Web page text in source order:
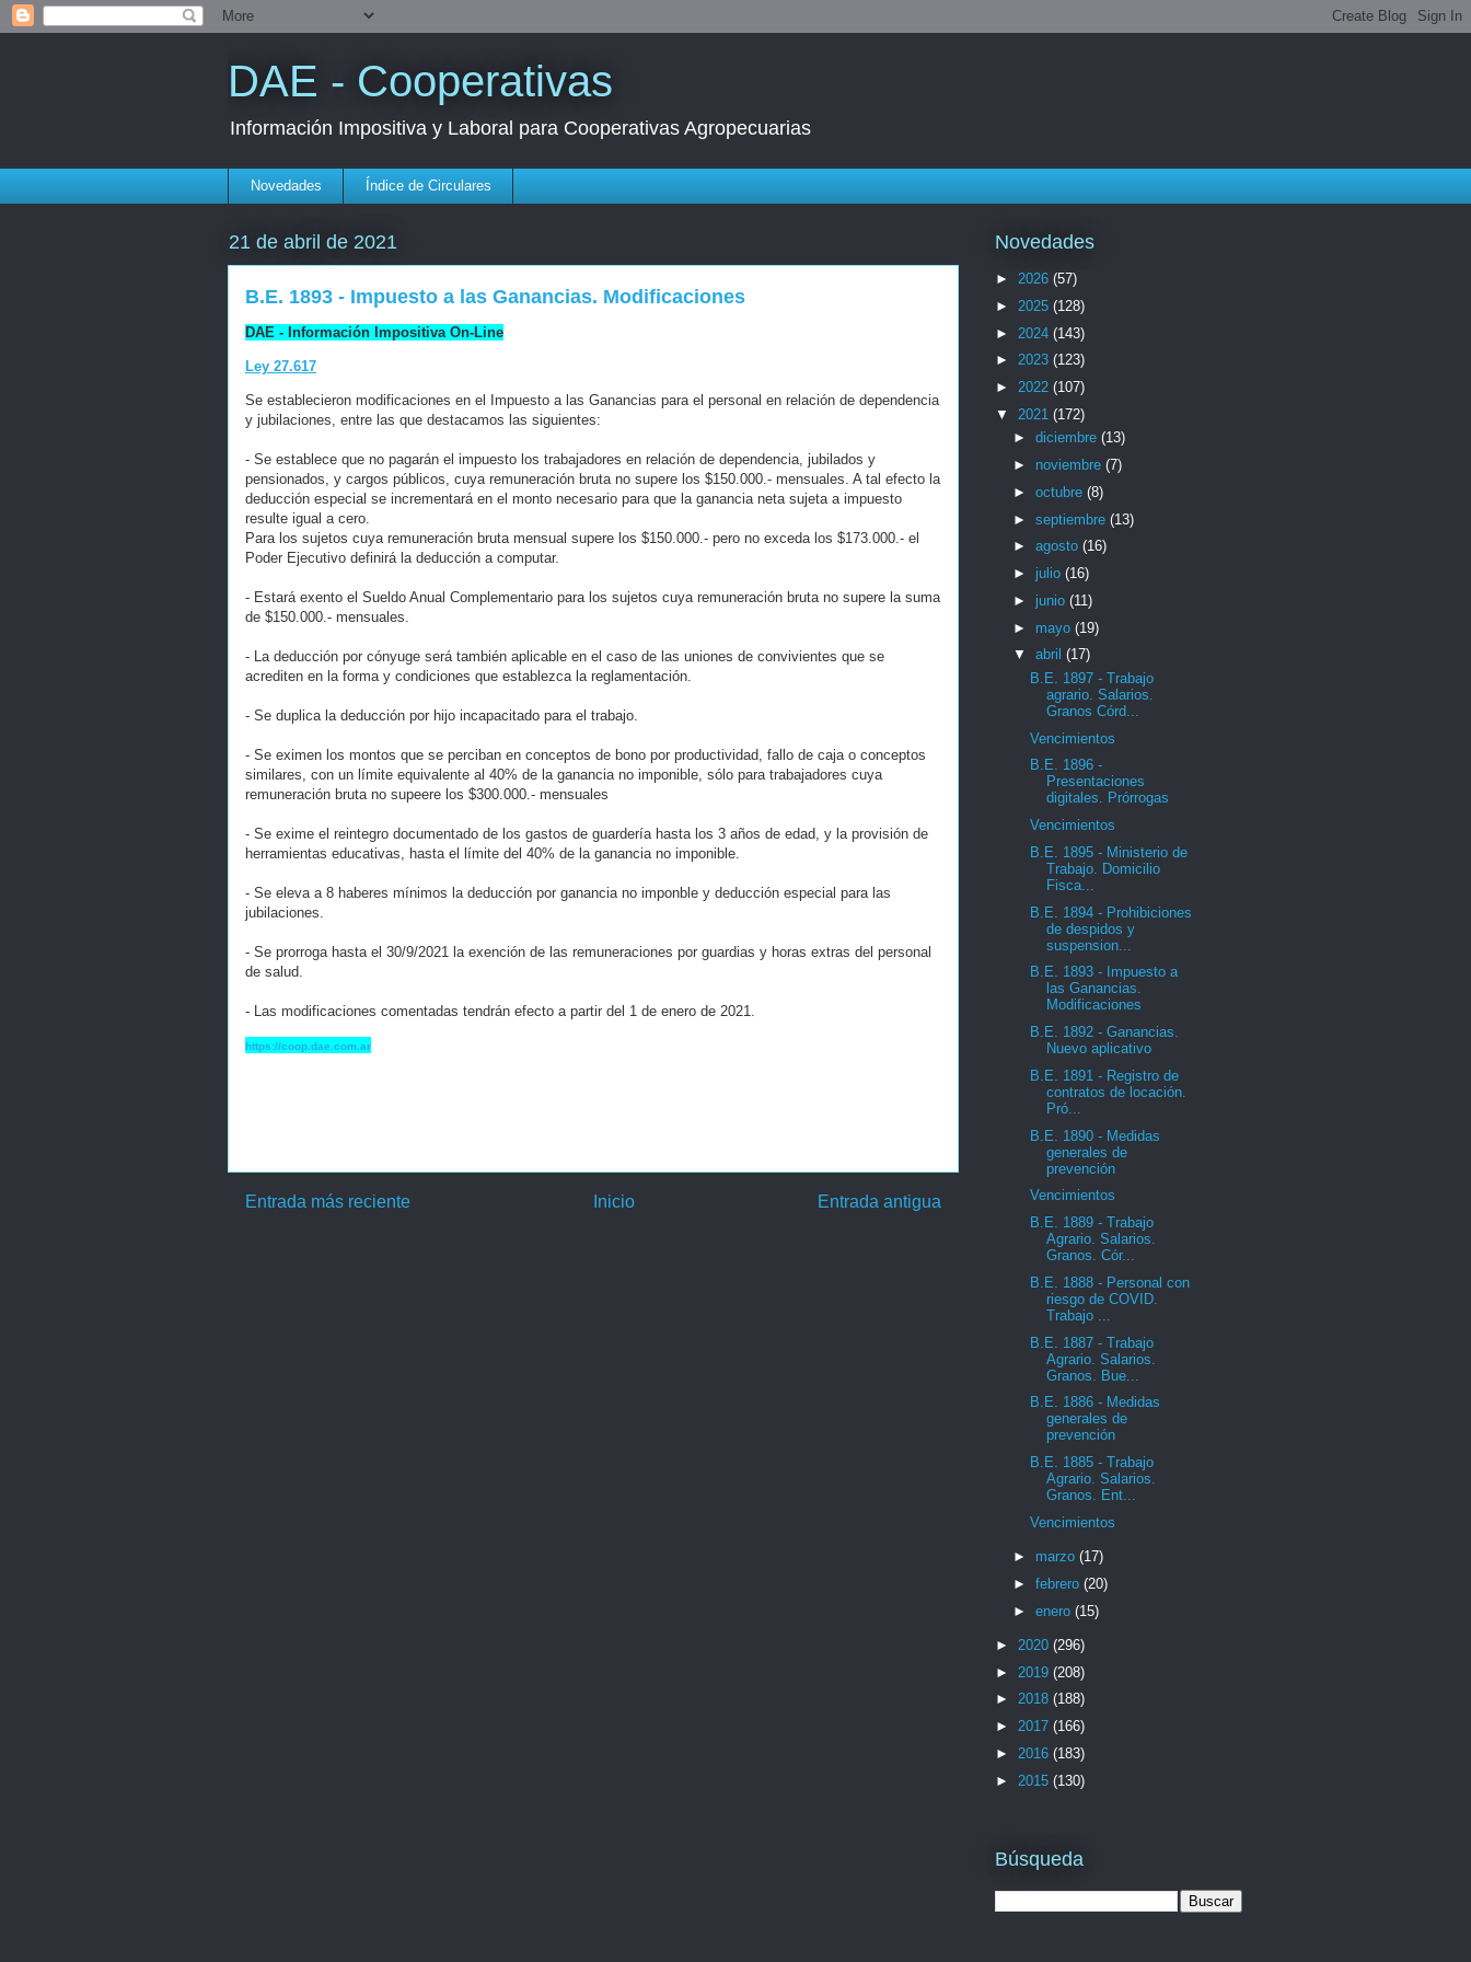
DAE - Cooperativas
Información Impositiva y Laboral para Cooperativas Agropecuarias
Novedades Índice de Circulares
21 de abril de 2021
B.E. 1893 - Impuesto a las Ganancias. Modificaciones
DAE - Información Impositiva On-Line
Ley 27.617
Se establecieron modificaciones en el Impuesto a las Ganancias para el personal en relación de dependencia
y jubilaciones, entre las que destacamos las siguientes:
- Se establece que no pagarán el impuesto los trabajadores en relación de dependencia, jubilados y
pensionados, y cargos públicos, cuya remuneración bruta no supere los $150.000.- mensuales. A tal efecto la
deducción especial se incrementará en el monto necesario para que la ganancia neta sujeta a impuesto
resulte igual a cero.
Para los sujetos cuya remuneración bruta mensual supere los $150.000.- pero no exceda los $173.000.- el
Poder Ejecutivo definirá la deducción a computar.
- Estará exento el Sueldo Anual Complementario para los sujetos cuya remuneración bruta no supere la suma
de $150.000.- mensuales.
- La deducción por cónyuge será también aplicable en el caso de las uniones de convivientes que se
acrediten en la forma y condiciones que establezca la reglamentación.
- Se duplica la deducción por hijo incapacitado para el trabajo.
- Se eximen los montos que se perciban en conceptos de bono por productividad, fallo de caja o conceptos
similares, con un límite equivalente al 40% de la ganancia no imponible, sólo para trabajadores cuya
remuneración bruta no supeere los $300.000.- mensuales
- Se exime el reintegro documentado de los gastos de guardería hasta los 3 años de edad, y la provisión de
herramientas educativas, hasta el límite del 40% de la ganancia no imponible.
- Se eleva a 8 haberes mínimos la deducción por ganancia no imponble y deducción especial para las
jubilaciones.
- Se prorroga hasta el 30/9/2021 la exención de las remuneraciones por guardias y horas extras del personal
de salud.
- Las modificaciones comentadas tendrán efecto a partir del 1 de enero de 2021.
https://coop.dae.com.ar
Entrada más reciente Entrada antigua
Inicio
Novedades
► 2026 (57)
► 2025 (128)
► 2024 (143)
► 2023 (123)
► 2022 (107)
▼ 2021 (172)
► diciembre (13)
► noviembre (7)
► octubre (8)
► septiembre (13)
► agosto (16)
► julio (16)
► junio (11)
► mayo (19)
▼ abril (17)
B.E. 1897 - Trabajo
agrario. Salarios.
Granos Córd...
Vencimientos
B.E. 1896 -
Presentaciones
digitales. Prórrogas
Vencimientos
B.E. 1895 - Ministerio de
Trabajo. Domicilio
Fisca...
B.E. 1894 - Prohibiciones
de despidos y
suspension...
B.E. 1893 - Impuesto a
las Ganancias.
Modificaciones
B.E. 1892 - Ganancias.
Nuevo aplicativo
B.E. 1891 - Registro de
contratos de locación.
Pró...
B.E. 1890 - Medidas
generales de
prevención
Vencimientos
B.E. 1889 - Trabajo
Agrario. Salarios.
Granos. Cór...
B.E. 1888 - Personal con
riesgo de COVID.
Trabajo ...
B.E. 1887 - Trabajo
Agrario. Salarios.
Granos. Bue...
B.E. 1886 - Medidas
generales de
prevención
B.E. 1885 - Trabajo
Agrario. Salarios.
Granos. Ent...
Vencimientos
► marzo (17)
► febrero (20)
► enero (15)
► 2020 (296)
► 2019 (208)
► 2018 (188)
► 2017 (166)
► 2016 (183)
► 2015 (130)
Búsqueda